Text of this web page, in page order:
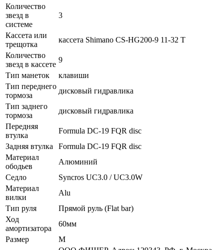
Количество
звезд в
системе
3
Кассета или
трещотка
кассета Shimano CS-HG200-9 11-32 T
Количество
звезд в кассете
9
Тип манеток
клавиши
Тип переднего
тормоза
дисковый гидравлика
Тип заднего
тормоза
дисковый гидравлика
Передняя
втулка
Formula DC-19 FQR disc
Задняя втулка
Formula DC-19 FQR disc
Материал
ободьев
Алюминий
Седло
Syncros UC3.0 / UC3.0W
Материал
вилки
Alu
Тип руля
Прямой руль (Flat bar)
Ход
амортизатора
60мм
Размер
M